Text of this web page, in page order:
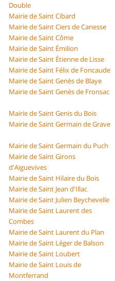
Double
Mairie de Saint Cibard
Mairie de Saint Ciers de Canesse
Mairie de Saint Côme
Mairie de Saint Émilion
Mairie de Saint Étienne de Lisse
Mairie de Saint Félix de Foncaude
Mairie de Saint Genès de Blaye
Mairie de Saint Genès de Fronsac
Mairie de Saint Genis du Bois
Mairie de Saint Germain de Grave
Mairie de Saint Germain du Puch
Mairie de Saint Girons
d'Aiguevives
Mairie de Saint Hilaire du Bois
Mairie de Saint Jean d'Illac
Mairie de Saint Julien Beychevelle
Mairie de Saint Laurent des
Combes
Mairie de Saint Laurent du Plan
Mairie de Saint Léger de Balson
Mairie de Saint Loubert
Mairie de Saint Louis de
Montferrand